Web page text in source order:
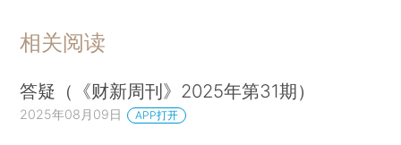
相关阅读
答疑（《财新周刊》2025年第31期）
2025年08月09日 APP打开